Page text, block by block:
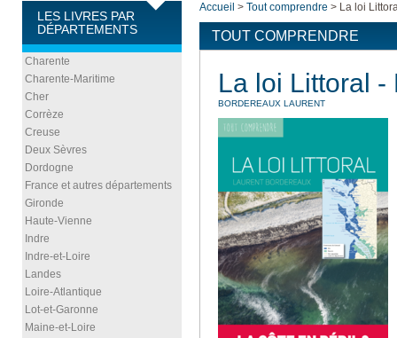
LES LIVRES PAR
DÉPARTEMENTS
Charente
Charente-Maritime
Cher
Corrèze
Creuse
Deux Sèvres
Dordogne
France et autres départements
Gironde
Haute-Vienne
Indre
Indre-et-Loire
Landes
Loire-Atlantique
Lot-et-Garonne
Maine-et-Loire
Accueil > Tout comprendre > La loi
TOUT COMPRENDRE
La loi Littoral -
BORDEREAUX LAURENT